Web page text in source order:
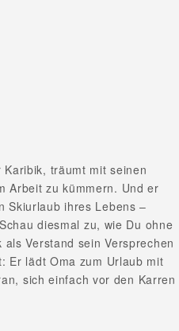
träumt mit seinen
Arbeit zu kümmern. Und er
Skiurlaub ihres Lebens –
diesmal zu, wie Du ohne
Verstand sein Versprechen
Er lädt Oma zum Urlaub mit
sich einfach vor den Karren